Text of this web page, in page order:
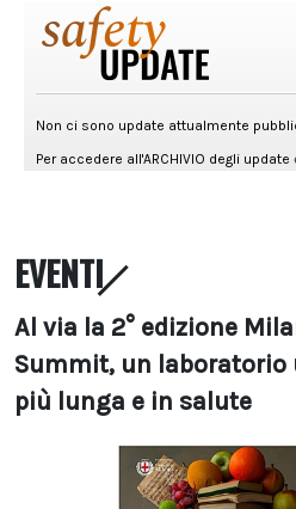
EVENTI
Al via la 2° edizione
Summit, un laboratorio
più lunga e in salute